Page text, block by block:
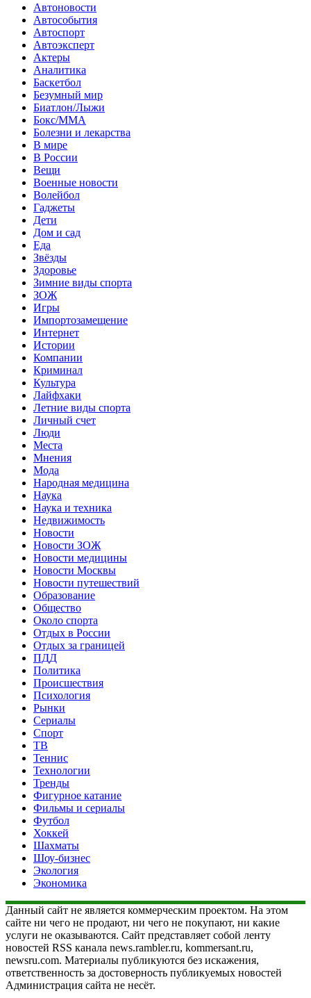
Автоновости
Автособытия
Автоспорт
Автоэксперт
Актеры
Аналитика
Баскетбол
Безумный мир
Биатлон/Лыжи
Бокс/MMA
Болезни и лекарства
В мире
В России
Вещи
Военные новости
Волейбол
Гаджеты
Дети
Дом и сад
Еда
Звёзды
Здоровье
Зимние виды спорта
ЗОЖ
Игры
Импортозамещение
Интернет
Истории
Компании
Криминал
Культура
Лайфхаки
Летние виды спорта
Личный счет
Люди
Места
Мнения
Мода
Народная медицина
Наука
Наука и техника
Недвижимость
Новости
Новости ЗОЖ
Новости медицины
Новости Москвы
Новости путешествий
Образование
Общество
Около спорта
Отдых в России
Отдых за границей
ПДД
Политика
Происшествия
Психология
Рынки
Сериалы
Спорт
ТВ
Теннис
Технологии
Тренды
Фигурное катание
Фильмы и сериалы
Футбол
Хоккей
Шахматы
Шоу-бизнес
Экология
Экономика
Данный сайт не является коммерческим проектом. На этом
сайте ни чего не продают, ни чего не покупают, ни какие
услуги не оказываются. Сайт представляет собой ленту
новостей RSS канала news.rambler.ru, kommersant.ru,
newsru.com. Материалы публикуются без искажения,
ответственность за достоверность публикуемых новостей
Администрация сайта не несёт.